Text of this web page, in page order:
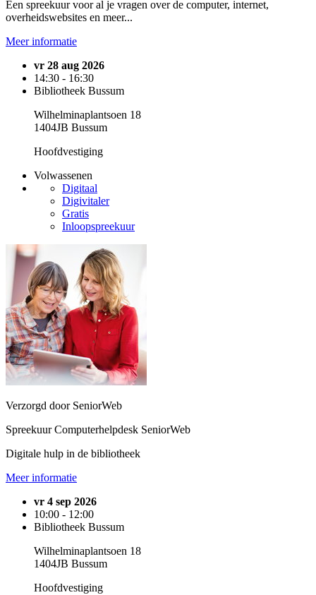
Een spreekuur voor al je vragen over de computer, internet,
overheidswebsites en meer...
Meer informatie
vr 28 aug 2026
14:30 - 16:30
Bibliotheek Bussum
Wilhelminaplantsoen 18
1404JB Bussum
Hoofdvestiging
Volwassenen
Digitaal
Digivitaler
Gratis
Inloopspreekuur
Verzorgd door SeniorWeb
Spreekuur Computerhelpdesk SeniorWeb
Digitale hulp in de bibliotheek
Meer informatie
vr 4 sep 2026
10:00 - 12:00
Bibliotheek Bussum
Wilhelminaplantsoen 18
1404JB Bussum
Hoofdvestiging